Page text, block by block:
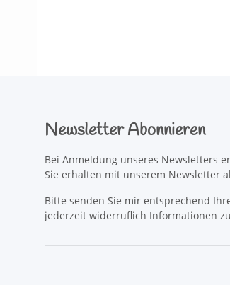
Newsletter Abonnieren
Bei Anmeldung unseres Newsletters
Sie erhalten mit unserem Newsletter
Bitte senden Sie mir entsprechend
jederzeit widerruflich Informationen